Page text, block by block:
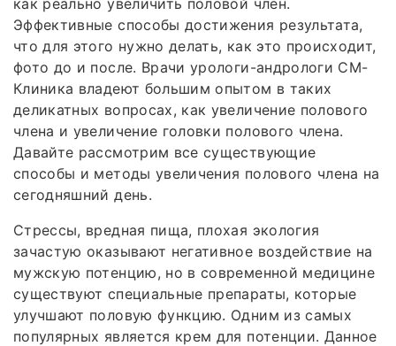
Эффективные способы достижения результата,
что для этого нужно делать, как это происходит,
фото до и после. Врачи урологи-андрологи СМ-
Клиника владеют большим опытом в таких
деликатных вопросах, как увеличение полового
члена и увеличение головки полового члена.
Давайте рассмотрим все существующие
способы и методы увеличения полового члена на
сегодняшний день.
Стрессы, вредная пища, плохая экология
зачастую оказывают негативное воздействие на
мужскую потенцию, но в современной медицине
существуют специальные препараты, которые
улучшают половую функцию. Одним из самых
популярных является крем для потенции. Данное